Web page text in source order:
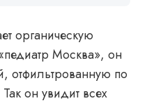
органическую
Москва», он
отфильтрованную по
он увидит всех